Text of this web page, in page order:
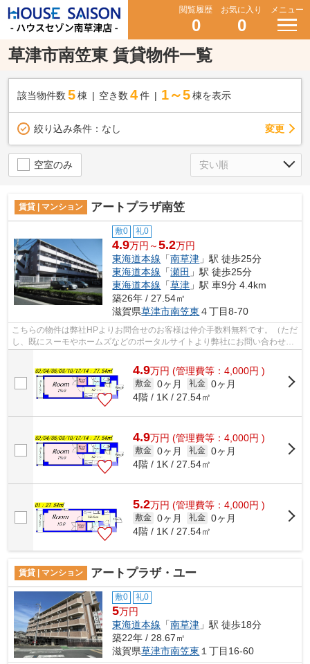
閲覧履歴
0
お気に入り
0
メニュー
草津市南笠東 賃貸物件一覧
該当物件数 5棟 空き数 4 件 1～5 棟を表示
絞り込み条件： なし 変更
空室のみ
賃貸 | マンション アートプラザ南笠
敷0 礼0
4.9万円～5.2万円
東海道本線 「南草津 」駅 徒歩25分
東海道本線 「瀬田 」駅 徒歩25分
東海道本線 「草津 」駅 車9分 4.4km
築26年 / 27.54㎡
滋賀県草津市南笠東 ４丁目8-70
こちらの物件は弊社HPよりお問合せのお客様は仲介手数料無料です。（ただ
し、既にスーモやホームズなどのポータルサイトより弊社にお問い合わせを
4.9万円 (管理費等：4,000円 )
敷金 0ヶ月 礼金 0ヶ月
4階 / 1K / 27.54㎡
4.9万円 (管理費等：4,000円 )
敷金 0ヶ月 礼金 0ヶ月
4階 / 1K / 27.54㎡
5.2万円 (管理費等：4,000円 )
敷金 0ヶ月 礼金 0ヶ月
4階 / 1K / 27.54㎡
賃貸 | マンション アートプラザ・ユー
敷0 礼0
5万円
東海道本線 「南草津 」駅 徒歩18分
築22年 / 28.67㎡
滋賀県草津市南笠東 １丁目16-60